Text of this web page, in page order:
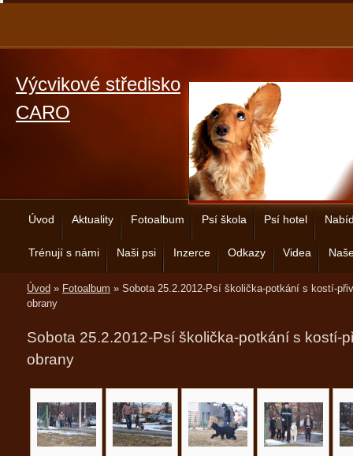
Výcvikové středisko
CARO
Úvod Aktuality Fotoalbum Psí škola Psí hotel
Trénují s námi Naši psi Inzerce Odkazy Videa
Úvod » Fotoalbum » Sobota 25.2.2012-Psí školička-potkání s kostí-
obrany
Sobota 25.2.2012-Psí školička-potkání s kostí-
obrany